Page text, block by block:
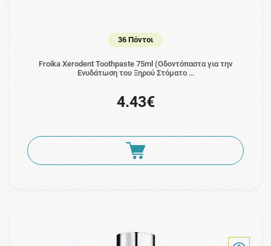
36 Πόντοι
Froika Xerodent Toothpaste 75ml (Οδοντόπαστα για την
Ενυδάτωση του Ξηρού Στόματο …
4.43€